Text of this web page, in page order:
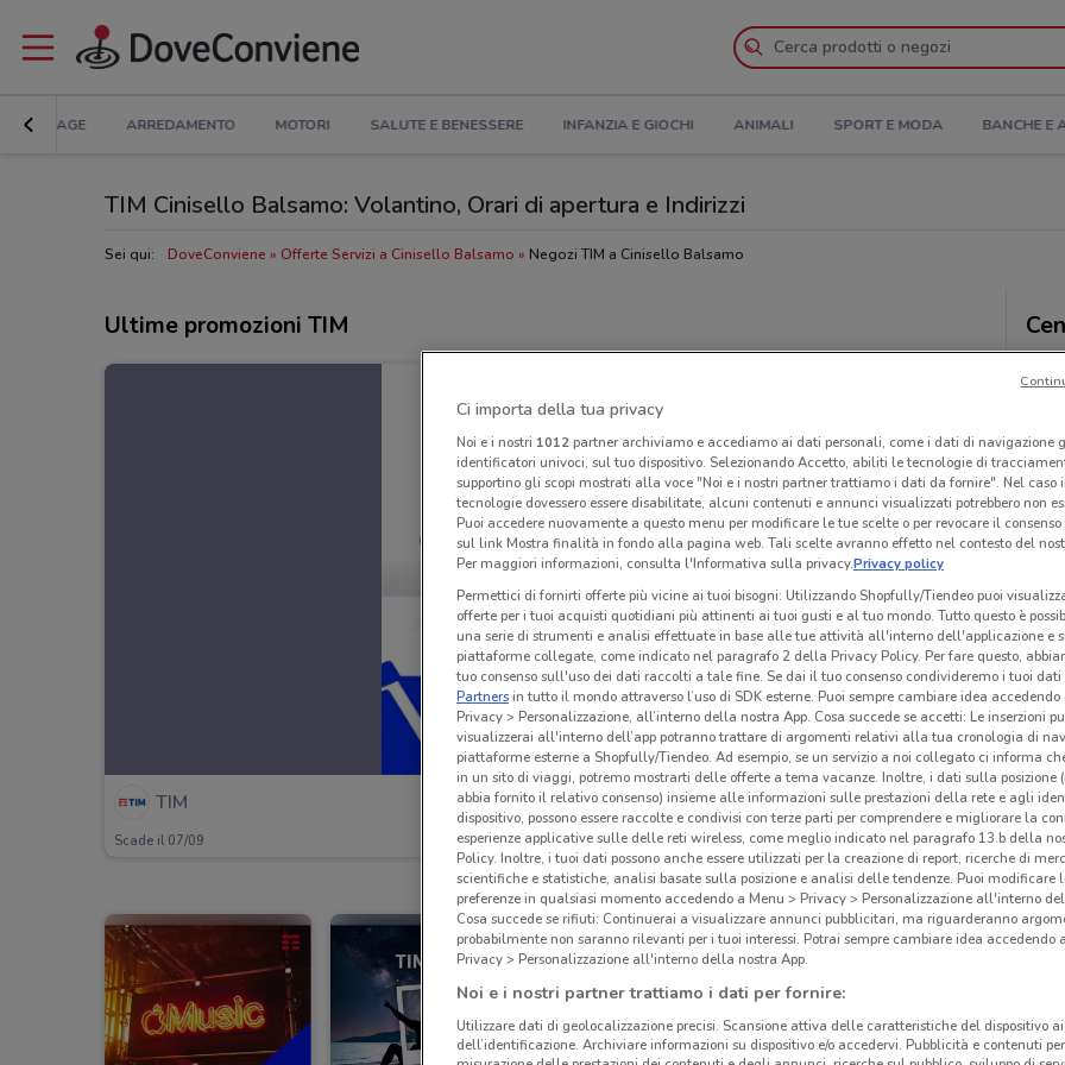
BRICOLAGE ARREDAMENTO MOTORI SALUTE E BENESSERE INFANZIA E GIOCHI ANIMALI SPORT E MODA BANCHE E
TIM Cinisello Balsamo: Volantino, Orari di apertura e Indirizzi
Sei qui: DoveConviene Offerte Servizi a Cinisello Balsamo Negozi TIM a Cinisello Balsamo
Ultime promozioni TIM
TIM
Scade il 07/09 659 m
in
sul
Ci importa della tua privacy
Noi e i nostri 1012partner archiviamo e accediamo ai dati personali, come i dati di navigazione
identificatori univoci, sul tuo dispositivo. Selezionando Accetto, abiliti le tecnologie di
supportino gli scopi mostrati alla voce "Noi e i nostri partner trattiamo i dati da fornire". Nel caso
tecnologie dovessero essere disabilitate, alcuni contenuti e annunci visualizzati potrebbero non
Puoi accedere nuovamente a questo menu per modificare le tue scelte o per revocare il
sul link Mostra finalità in fondo alla pagina web. Tali scelte avranno effetto nel contesto del
Per maggiori informazioni, consulta l'Informativa sulla privacy.Privacy policy
Permettici di fornirti offerte più vicine ai tuoi bisogni: Utilizzando Shopfully/Tiendeo puoi
offerte per i tuoi acquisti quotidiani più attinenti ai tuoi gusti e al tuo mondo. Tutto questo è
una serie di strumenti e analisi effettuate in base alle tue attività all'interno dell'applicazione e
piattaforme collegate, come indicato nel paragrafo 2 della Privacy Policy. Per fare questo,
tuo consenso sull'uso dei dati raccolti a tale fine. Se dai il tuo consenso condivideremo i tuoi dati
Partnersin tutto il mondo attraverso l’uso di SDK esterne. Puoi sempre cambiare idea accedendo
Privacy > Personalizzazione, all’interno della nostra App. Cosa succede se accetti: Le inserzioni
visualizzerai all'interno dell’app potranno trattare di argomenti relativi alla tua cronologia di
piattaforme esterne a Shopfully/Tiendeo. Ad esempio, se un servizio a noi collegato ci informa
in un sito di viaggi, potremo mostrarti delle offerte a tema vacanze. Inoltre, i dati sulla posizione
abbia fornito il relativo consenso) insieme alle informazioni sulle prestazioni della rete e agli
dispositivo, possono essere raccolte e condivisi con terze parti per comprendere e migliorare la
esperienze applicative sulle delle reti wireless, come meglio indicato nel paragrafo 13.b della
Policy. Inoltre, i tuoi dati possono anche essere utilizzati per la creazione di report, ricerche di
scientifiche e statistiche, analisi basate sulla posizione e analisi delle tendenze. Puoi modificare
preferenze in qualsiasi momento accedendo a Menu > Privacy > Personalizzazione all'interno
Cosa succede se rifiuti: Continuerai a visualizzare annunci pubblicitari, ma riguarderanno
probabilmente non saranno rilevanti per i tuoi interessi. Potrai sempre cambiare idea accedendo
Privacy > Personalizzazione all'interno della nostra App.
Noi e i nostri partner trattiamo i dati per fornire:
Utilizzare dati di geolocalizzazione precisi. Scansione attiva delle caratteristiche del dispositivo
dell’identificazione. Archiviare informazioni su dispositivo e/o accedervi. Pubblicità e contenuti